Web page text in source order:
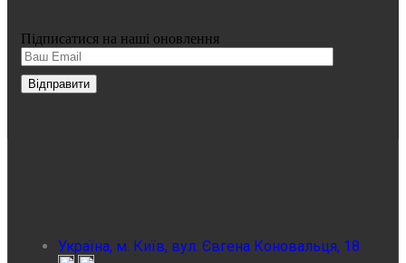
Підписатися на наші оновлення
Україна, м. Київ, вул. Євгена Коновальця, 18